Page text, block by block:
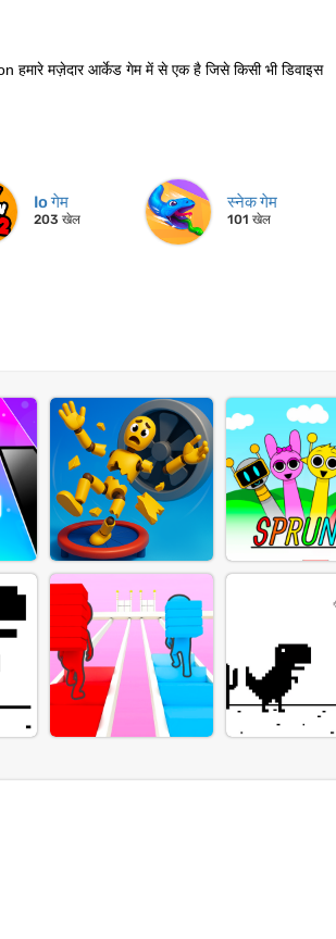
मज़ेदार आर्केड गेम में से एक है जिसे किसी भी डिवाइस
Io गेम
203 खेल
स्नेक गेम
101 खेल